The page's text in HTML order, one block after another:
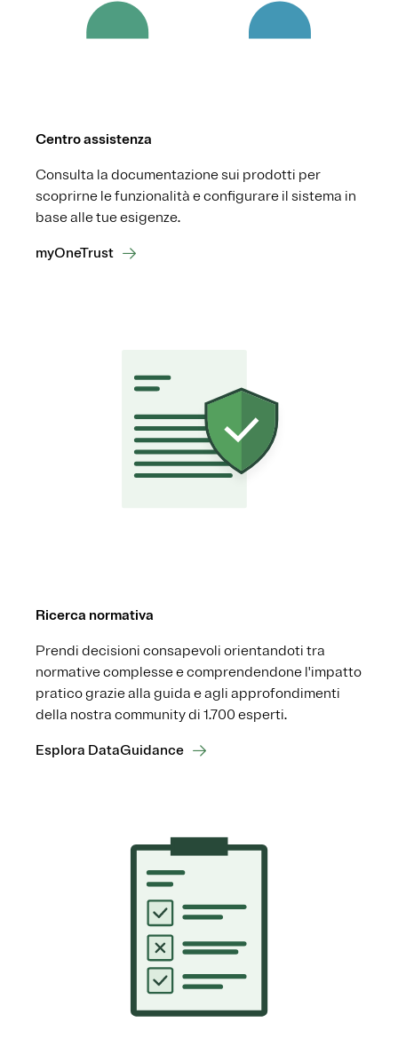
Centro assistenza
Consulta la documentazione sui prodotti per
scoprirne le funzionalità e configurare il sistema in
base alle tue esigenze.
myOneTrust
Ricerca normativa
Prendi decisioni consapevoli orientandoti tra
normative complesse e comprendendone l'impatto
pratico grazie alla guida e agli approfondimenti
della nostra community di 1.700 esperti.
Esplora DataGuidance